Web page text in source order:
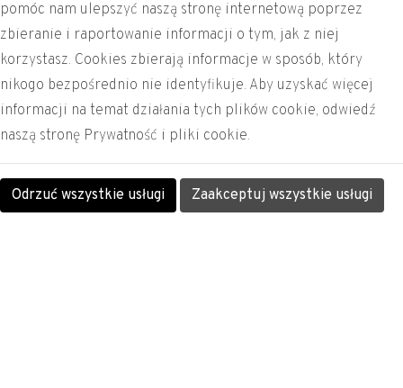
pomóc nam ulepszyć naszą stronę internetową poprzez
zbieranie i raportowanie informacji o tym, jak z niej
korzystasz. Cookies zbierają informacje w sposób, który
nikogo bezpośrednio nie identyfikuje. Aby uzyskać więcej
informacji na temat działania tych plików cookie, odwiedź
naszą stronę Prywatność i pliki cookie.
Odrzuć wszystkie usługi Zaakceptuj wszystkie usługi